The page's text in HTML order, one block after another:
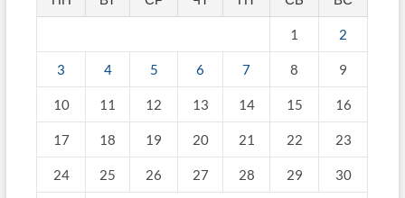
1 2
3 4 5 6 7 8 9
10 11 12 13 14 15 16
17 18 19 20 21 22 23
24 25 26 27 28 29 30